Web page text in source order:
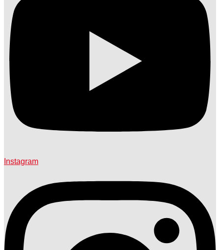
Instagram